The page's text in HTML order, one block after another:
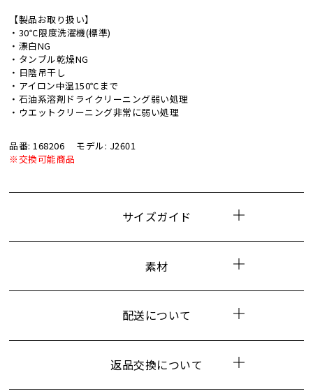
【製品お取り扱い】
・30℃限度洗濯機(標準)
・漂白NG
・タンブル乾燥NG
・日陰吊干し
・アイロン中温150℃まで
・石油系溶剤ドライクリーニング弱い処理
・ウエットクリーニング非常に弱い処理
品番: 168206
モデル: J2601
※交換可能商品
サイズガイド
素材
配送について
返品交換について